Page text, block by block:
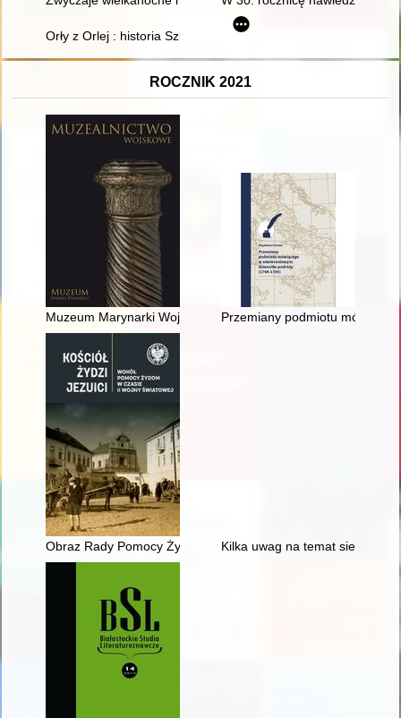
Orły z Orlej : historia Szkoły Podstawowej nr 30 Specjalnej
ROCZNIK 2021
Muzeum Marynarki Wojennej w Gdyni : nowe inwestycje i
Przemiany podmiotu
Obraz Rady Pomocy Żydom w wybranych polskich tekstach
Kilka uwag na temat